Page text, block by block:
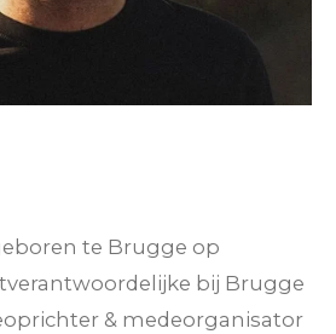
te Brugge op
bij Brugge
& medeorganisator